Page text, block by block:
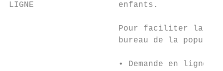
LIGNE                 enfants.
Pour faciliter la
bureau de la
• Demande en ligne